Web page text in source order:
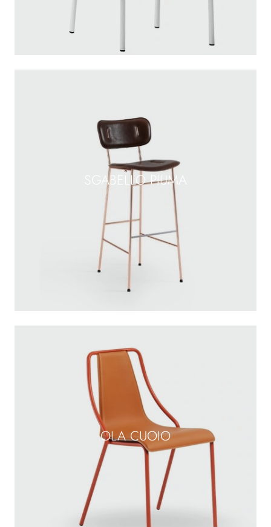
SGABELLO PIUMA
OLA CUOIO